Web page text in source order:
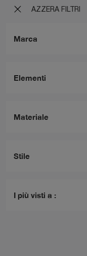
AZZERA FILTRI
Marca
Elementi
Materiale
Stile
I più visti a :